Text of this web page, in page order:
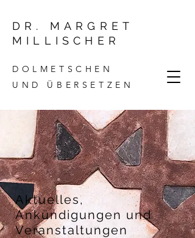
DR. MARGRET
MILLISCHER
DOLMETSCHEN
UND ÜBERSETZEN
Aktuelles,
Ankündigungen und
Veranstaltungen